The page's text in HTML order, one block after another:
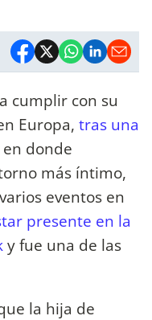
cumplir con su
Europa, tras una
en donde
más íntimo,
eventos en
presente en la
y fue una de las
la hija de